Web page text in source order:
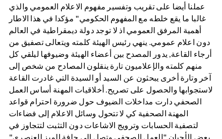
عملنا أيضا على تقريب وتفسير مفهوم الاعلام العمومي والذي
غالبا ما يقع خلطه مع المفهوم الحكومي" مؤكدا في هذا الاطار
أهمية المرفق العمومي اذ لا توجد دولة ديمقراطية في العالم
دون اعلام عمومي. ينهي رئيس الهيئة كلمته ويتعالى تصفيق من
أرجاء القاعة, يدور المصدح بين أعضاء الهيئة وضيوفها ليلقي كل
منهم كلمته والإعلاميون تارة ينقلون المصادح من شخص إلى
آخر وتارة أخرى يبحثون عن السيد أو السيدة التي غادرت القاعة
لاستجوابها والحصول على تصريح. أخلاقيات المهنة أساس العمل
الصحفي دارت مداخلات الضيوف حول ضرورة احترام قواعد
المهنة الصحفية كي لا تتحول وسائل الاعلام إلى فضاءات
لتصفية الحسابات وترويج الاشاعات دون التثبت لتتجاوز في
بعض الأحيان "العمل الصحفي وتصل إلى حافة الميز العنصري"